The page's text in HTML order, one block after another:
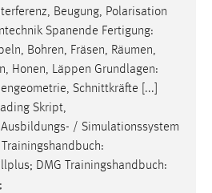
Beugung, Polarisation
Spanende Fertigung:
Bohren, Fräsen, Räumen,
Honen, Läppen Grundlagen:
Schnittkräfte [...]
Skript,
/ Simulationssystem
Trainingshandbuch:
DMG Trainingshandbuch: